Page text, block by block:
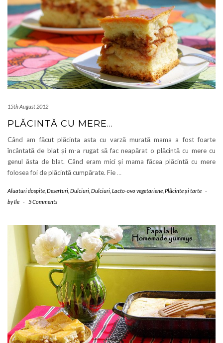
15th August 2012
PLĂCINTĂ CU MERE…
Când am făcut plăcinta asta cu varză murată mama a fost foarte
încântată de blat și m-a rugat să fac neapărat o plăcintă cu mere cu
genul ăsta de blat. Când eram mici și mama făcea plăcintă cu mere
folosea foi de plăcintă cumpărate. Fie…
Aluaturi dospite Deserturi Dulciuri Dulciuri Lacto-ovo vegetariene Plăcinte și tarte -
byIle - 5 Comments